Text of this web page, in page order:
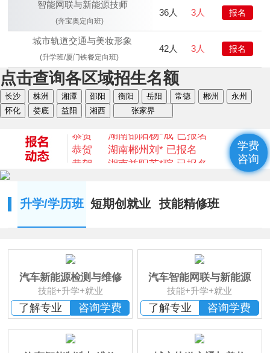
智能网联与新能源技师
(奔宝奥定向班)
36人 3人 报名
城市轨道交通与美妆形象
(升学班/厦门铁餐定向班)
42人 3人 报名
点击查询各区域招生名额
长沙 株洲 湘潭 邵阳 衡阳 岳阳 常德 郴州
永州
怀化
娄底 益阳 湘西 张家界
恭贺 湖南衡阳
何* 已报名
恭贺
湖南益阳陈* 已报名
恭贺
湖南湘西何*凡 已报名
恭贺
湖南益阳卢*俊 已报名
恭贺
湖南长沙李*辉 已报名
恭贺
湖南郴州刘* 已报名
恭贺
湖南益阳苏*琮 已报名
恭贺
湖南衡阳何* 已报名
恭贺
恭贺
李*辉 已报名
恭贺
湖南邵阳杨*成 已报名
恭贺
湖南郴州
刘* 已报名
恭贺
湖南益阳苏*琮 已报名
恭贺
湖南衡阳谢光平 已报名
恭贺
湖南怀化段秋杰 已报名
升学/学历班 短期创就业
班
技能精修班
汽车新能源检测与维修
技能+升学+就业
了解专业 咨询学费
汽车智能网联与新能源
技能+升学+就业
了解专业 咨询学费
学费
咨询